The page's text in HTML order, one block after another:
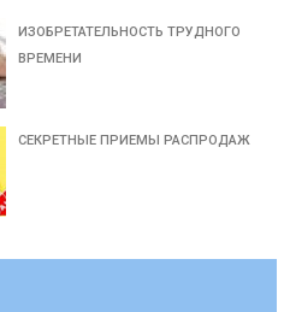
ИЗОБРЕТАТЕЛЬНОСТЬ ТРУДНОГО
ВРЕМЕНИ
СЕКРЕТНЫЕ ПРИЕМЫ РАСПРОДАЖ